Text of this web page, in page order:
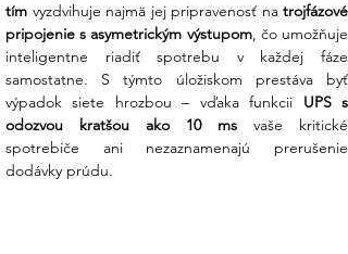
tím vyzdvihuje najmä jej pripravenosť na trojfázové
pripojenie s asymetrickým výstupom, čo umožňuje
inteligentne riadiť spotrebu v každej fáze
samostatne. S týmto úložiskom prestáva byť
výpadok siete hrozbou – vďaka funkcii UPS s
odozvou kratšou ako 10 ms vaše kritické
spotrebiče ani nezaznamenajú prerušenie
dodávky prúdu.